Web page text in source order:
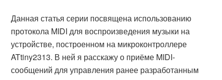
Данная статья серии посвящена использованию
протокола MIDI для воспроизведения музыки на
устройстве, построенном на микроконтроллере
ATtiny2313. В ней я расскажу о приёме MIDI-
сообщений для управления ранее разработанным